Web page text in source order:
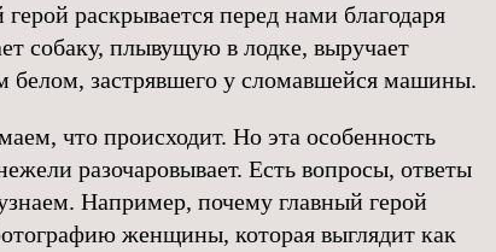
раскрывается перед нами благодаря
собаку, плывущую в лодке, выручает
белом, застрявшего у сломавшейся машины.
что происходит. Но эта особенность
разочаровывает. Есть вопросы, ответы
Например, почему главный герой
женщины, которая выглядит как